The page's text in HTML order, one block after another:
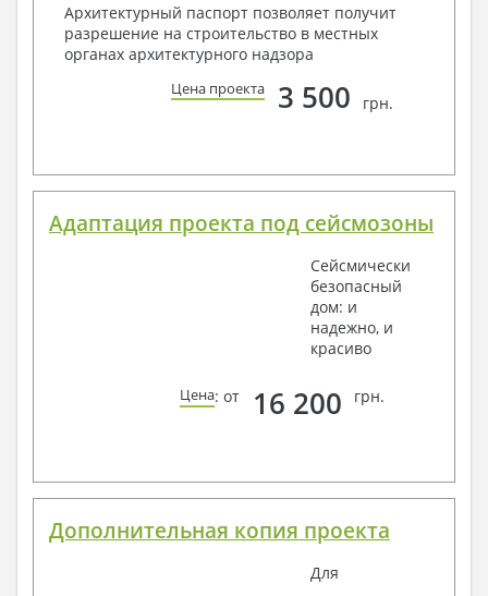
Архитектурный паспорт позволяет получит
разрешение на строительство в местных
органах архитектурного надзора
Цена проекта 3 500 грн.
Адаптация проекта под сейсмозоны
Сейсмически
безопасный
дом: и
надежно, и
красиво
Цена: от 16 200 грн.
Дополнительная копия проекта
Для